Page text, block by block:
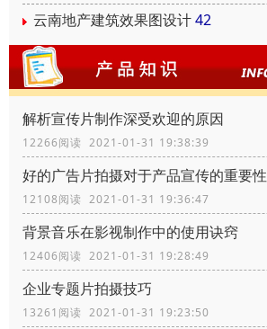
云南地产建筑效果图设计42
解析宣传片制作深受欢迎的原因
12266阅读 2021-01-31 19:38:39
好的广告片拍摄对于产品宣传的重要性
12108阅读 2021-01-31 19:36:47
背景音乐在影视制作中的使用诀窍
12406阅读 2021-01-31 19:28:49
企业专题片拍摄技巧
13261阅读 2021-01-31 19:23:50